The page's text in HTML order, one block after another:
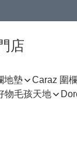
店
地墊 Caraz 圍
物毛孩天地